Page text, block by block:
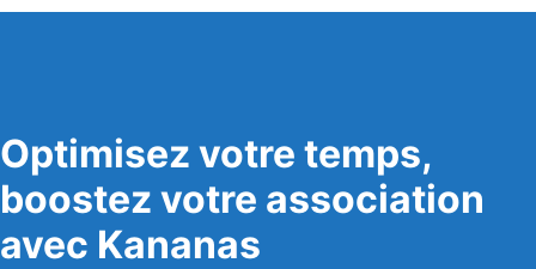
Optimisez votre temps,
boostez votre association
avec Kananas